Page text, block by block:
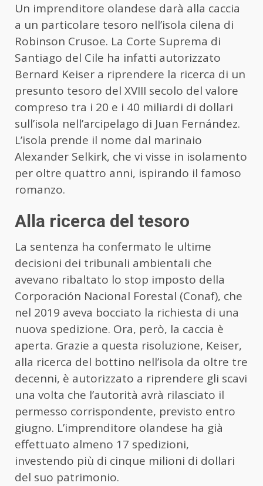
Un imprenditore olandese darà alla caccia
a un particolare tesoro nell’isola cilena di
Robinson Crusoe. La Corte Suprema di
Santiago del Cile ha infatti autorizzato
Bernard Keiser a riprendere la ricerca di un
presunto tesoro del XVIII secolo del valore
compreso tra i 20 e i 40 miliardi di dollari
sull’isola nell’arcipelago di Juan Fernández.
L’isola prende il nome dal marinaio
Alexander Selkirk, che vi visse in isolamento
per oltre quattro anni, ispirando il famoso
romanzo.
Alla ricerca del tesoro
La sentenza ha confermato le ultime
decisioni dei tribunali ambientali che
avevano ribaltato lo stop imposto della
Corporación Nacional Forestal (Conaf), che
nel 2019 aveva bocciato la richiesta di una
nuova spedizione. Ora, però, la caccia è
aperta. Grazie a questa risoluzione, Keiser,
alla ricerca del bottino nell’isola da oltre tre
decenni, è autorizzato a riprendere gli scavi
una volta che l’autorità avrà rilasciato il
permesso corrispondente, previsto entro
giugno. L’imprenditore olandese ha già
effettuato almeno 17 spedizioni,
investendo più di cinque milioni di dollari
del suo patrimonio.